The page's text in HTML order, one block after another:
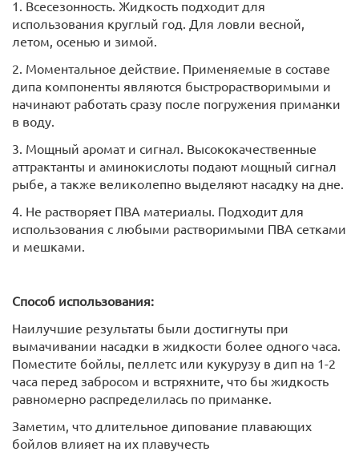
1. Всесезонность. Жидкость подходит для
использования круглый год. Для ловли весной,
летом, осенью и зимой.
2. Моментальное действие. Применяемые в составе
дипа компоненты являются быстрорастворимыми и
начинают работать сразу после погружения приманки
в воду.
3. Мощный аромат и сигнал. Высококачественные
аттрактанты и аминокислоты подают мощный сигнал
рыбе, а также великолепно выделяют насадку на дне.
4. Не растворяет ПВА материалы. Подходит для
использования с любыми растворимыми ПВА сетками
и мешками.
Способ использования:
Наилучшие результаты были достигнуты при
вымачивании насадки в жидкости более одного часа.
Поместите бойлы, пеллетс или кукурузу в дип на 1-2
часа перед забросом и встряхните, что бы жидкость
равномерно распределилась по приманке.
Заметим, что длительное дипование плавающих
бойлов влияет на их плавучесть